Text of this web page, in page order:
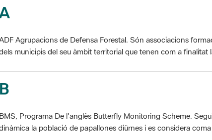
Agrupacions de Defensa Forestal. Són associacions
municipis del seu àmbit territorial que tenen com a finalitat
B
BMS, Programa De l'anglès Butterfly Monitoring Scheme.
la població de papallones diürnes i es considera